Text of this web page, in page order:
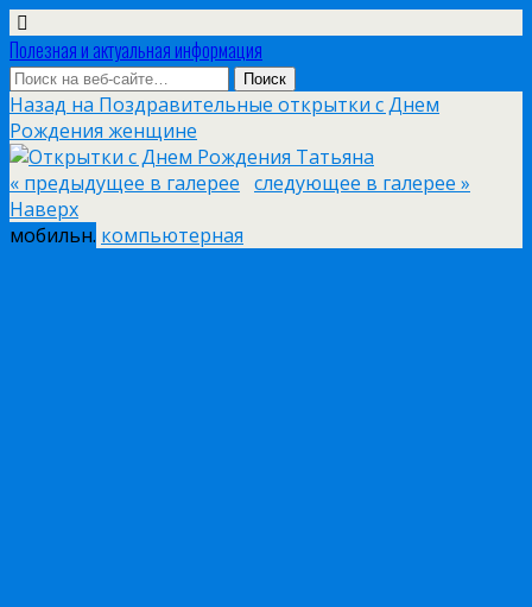
Полезная и актуальная информация
Назад на Поздравительные открытки с Днем
Рождения женщине
« предыдущее в галерее следующее в галерее »
Наверх
мобильн. компьютерная